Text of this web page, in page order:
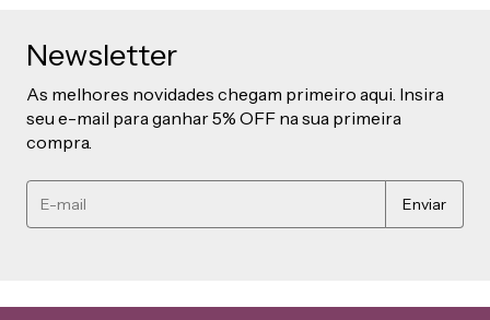
Newsletter
As melhores novidades chegam primeiro aqui. Insira
seu e-mail para ganhar 5% OFF na sua primeira
compra.